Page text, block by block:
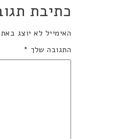
כתיבת
האימייל לא יוצג
התגובה שלך *